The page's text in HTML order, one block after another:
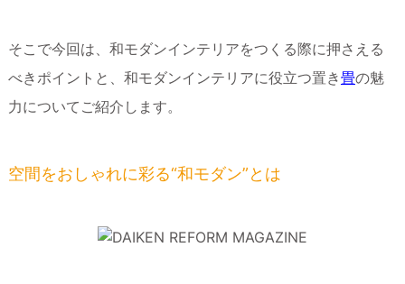
そこで今回は、和モダンインテリアをつくる際に押さえる
べきポイントと、和モダンインテリアに役立つ置き畳の魅
力についてご紹介します。
空間をおしゃれに彩る“和モダン”とは